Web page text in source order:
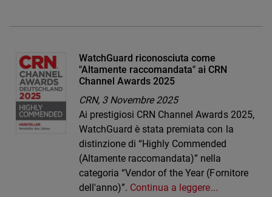
WatchGuard riconosciuta come
"Altamente raccomandata" ai CRN
Channel Awards 2025
CRN, 3 Novembre 2025
Ai prestigiosi CRN Channel Awards 2025,
WatchGuard è stata premiata con la
distinzione di “Highly Commended
(Altamente raccomandata)” nella
categoria “Vendor of the Year (Fornitore
dell'anno)”. Continua a leggere...